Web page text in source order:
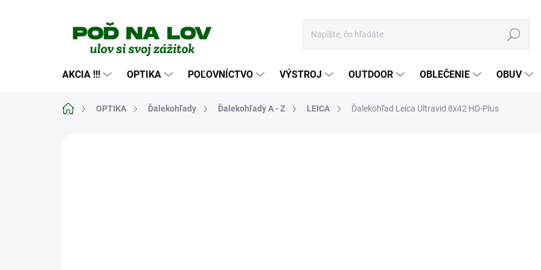
Hľadať
AKCIA !!! OPTIKA POĽOVNÍCTVO VÝSTROJ OUTDOOR OBLEČENIE OBUV
DomovOPTIKA Ďalekohľady Ďalekohľady A - Z LEICA Ďalekohľad Leica Ultravid 8x42 HD-Plus